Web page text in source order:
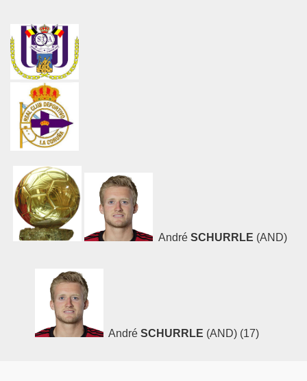
André SCHURRLE (AND)
André SCHURRLE (AND) (17)